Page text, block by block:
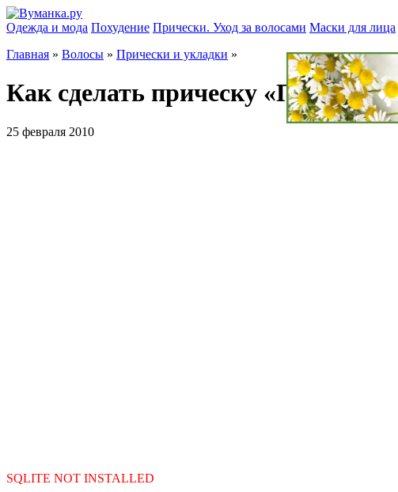
Одежда и мода Похудение Прически. Уход за волосами Маски для лица
Главная » Волосы » Прически и укладки »
Как сделать прическу «Пучок»?
25 февраля 2010
SQLITE NOT INSTALLED